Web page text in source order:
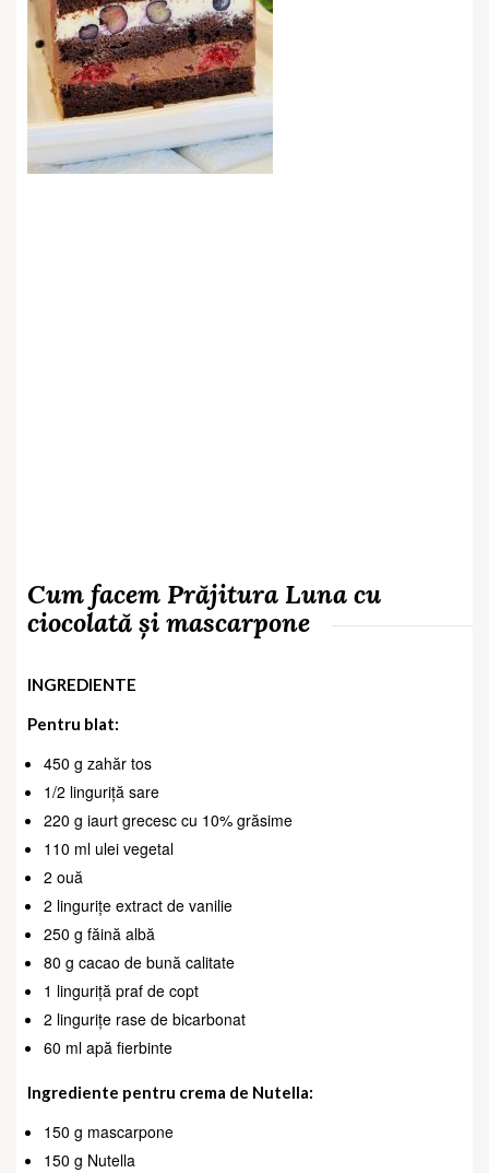
Cum facem Prăjitura Luna cu
ciocolată și mascarpone
INGREDIENTE
Pentru blat:
450 g zahăr tos
1/2 linguriță sare
220 g iaurt grecesc cu 10% grăsime
110 ml ulei vegetal
2 ouă
2 lingurițe extract de vanilie
250 g făină albă
80 g cacao de bună calitate
1 linguriță praf de copt
2 lingurițe rase de bicarbonat
60 ml apă fierbinte
Ingrediente pentru crema de Nutella:
150 g mascarpone
150 g Nutella